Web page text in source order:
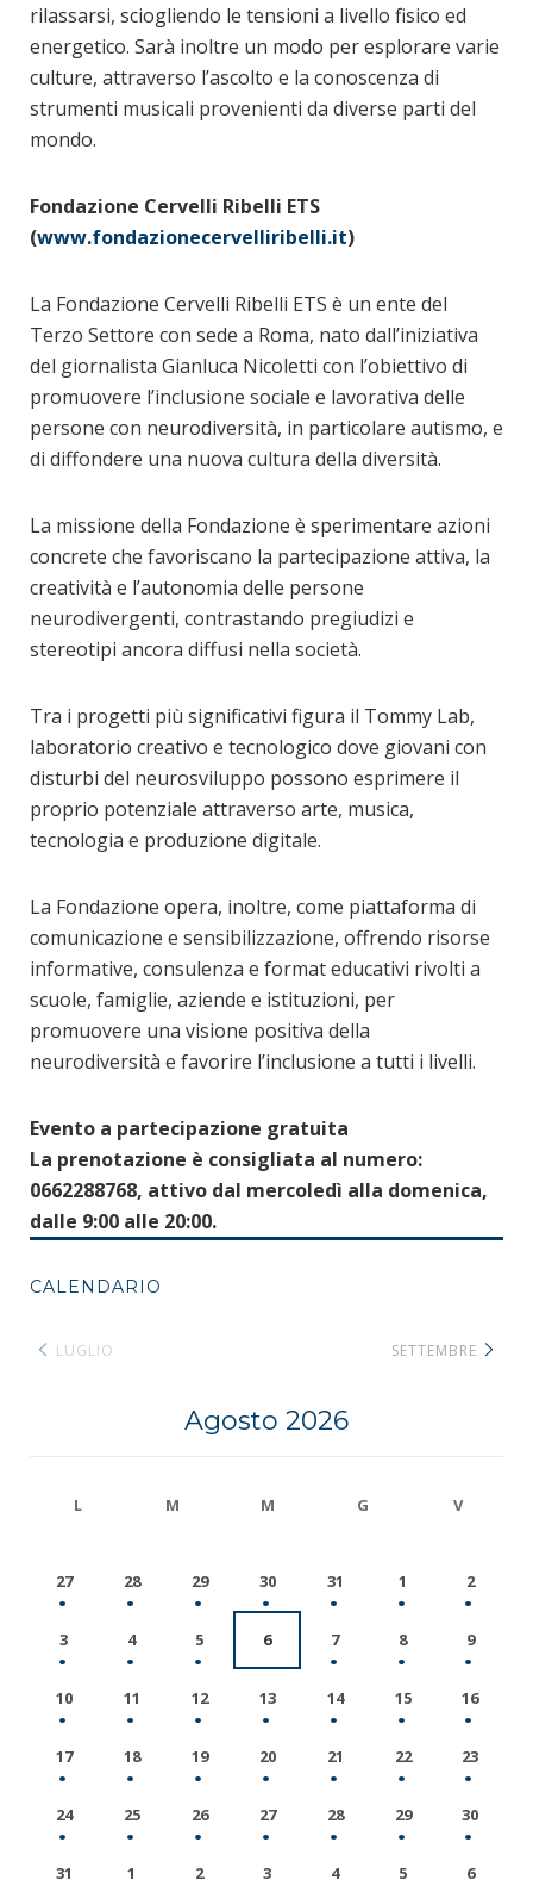
rilassarsi, sciogliendo le tensioni a livello fisico ed
energetico. Sarà inoltre un modo per esplorare varie
culture, attraverso l’ascolto e la conoscenza di
strumenti musicali provenienti da diverse parti del
mondo.
Fondazione Cervelli Ribelli ETS
(www.fondazionecervelliribelli.it)
La Fondazione Cervelli Ribelli ETS è un ente del
Terzo Settore con sede a Roma, nato dall’iniziativa
del giornalista Gianluca Nicoletti con l’obiettivo di
promuovere l’inclusione sociale e lavorativa delle
persone con neurodiversità, in particolare autismo, e
di diffondere una nuova cultura della diversità.
La missione della Fondazione è sperimentare azioni
concrete che favoriscano la partecipazione attiva, la
creatività e l’autonomia delle persone
neurodivergenti, contrastando pregiudizi e
stereotipi ancora diffusi nella società.
Tra i progetti più significativi figura il Tommy Lab,
laboratorio creativo e tecnologico dove giovani con
disturbi del neurosviluppo possono esprimere il
proprio potenziale attraverso arte, musica,
tecnologia e produzione digitale.
La Fondazione opera, inoltre, come piattaforma di
comunicazione e sensibilizzazione, offrendo risorse
informative, consulenza e format educativi rivolti a
scuole, famiglie, aziende e istituzioni, per
promuovere una visione positiva della
neurodiversità e favorire l’inclusione a tutti i livelli.
Evento a partecipazione gratuita
La prenotazione è consigliata al numero:
0662288768, attivo dal mercoledì alla domenica,
dalle 9:00 alle 20:00.
CALENDARIO
LUGLIO
Agosto 2026
SETTEMBRE
L M M G V
27 28 29 30 31 1 2
3 4 5 6 7 8 9
10 11 12 13 14 15 16
17 18 19 20 21 22 23
24 25 26 27 28 29 30
31 1 2 3 4 5 6